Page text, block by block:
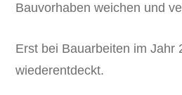
Bauvorhaben weichen und
Erst bei Bauarbeiten im Jahr
wiederentdeckt.